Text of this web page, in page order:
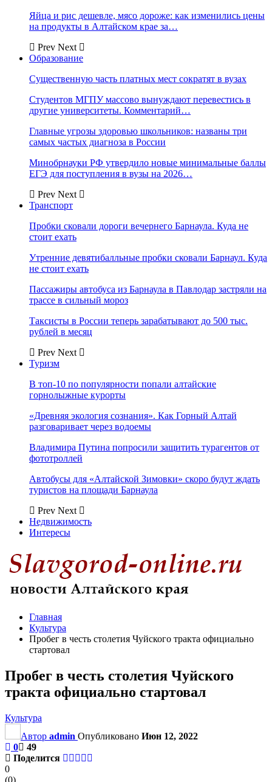
Яйца и рис дешевле, мясо дороже: как изменились цены
на продукты в Алтайском крае за…
Prev Next
Образование
Существенную часть платных мест сократят в вузах
Студентов МГПУ массово вынуждают перевестись в
другие университеты. Комментарий…
Главные угрозы здоровью школьников: названы три
самых частых диагноза в России
Минобрнауки РФ утвердило новые минимальные баллы
ЕГЭ для поступления в вузы на 2026…
Prev Next
Транспорт
Пробки сковали дороги вечернего Барнаула. Куда не
стоит ехать
Утренние девятибалльные пробки сковали Барнаул. Куда
не стоит ехать
Пассажиры автобуса из Барнаула в Павлодар застряли на
трассе в сильный мороз
Таксисты в России теперь зарабатывают до 500 тыс.
рублей в месяц
Prev Next
Туризм
В топ-10 по популярности попали алтайские
горнолыжные курорты
«Древняя экология сознания». Как Горный Алтай
разговаривает через водоемы
Владимира Путина попросили защитить турагентов от
фототроллей
Автобусы для «Алтайской Зимовки» скоро будут ждать
туристов на площади Барнаула
Prev Next
Недвижимость
Интересы
Главная
Культура
Пробег в честь столетия Чуйского тракта официально
стартовал
Пробег в честь столетия Чуйского
тракта официально стартовал
Культура
Автор admin Опубликовано Июн 12, 2022
0
49
Поделится
0
(0)